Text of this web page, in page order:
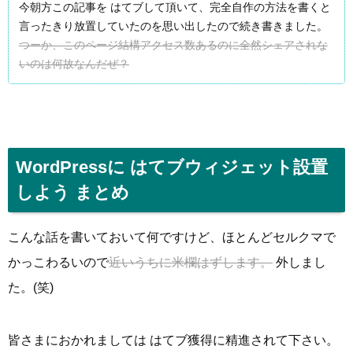
今朝方この記事を はてブして頂いて、完全自作の方法を書くと
言ったきり放置していたのを思い出したので続き書きました。
つーか、このページ結構アクセス数あるのに全然シェアされな
いのは何故なんだぜ？
WordPressに はてブウィジェット設置
しよう まとめ
こんな話を書いておいて何ですけど、ほとんどセルクマで
かっこわるいので近いうちに米欄はずします。 外しまし
た。(笑)
皆さまにおかれましては はてブ獲得に精進されて下さい。